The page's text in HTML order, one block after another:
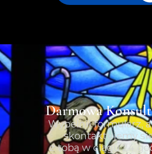
Darmowa
Wypełnij formularz,
skontaktujemy
z tobą w ciągu 24